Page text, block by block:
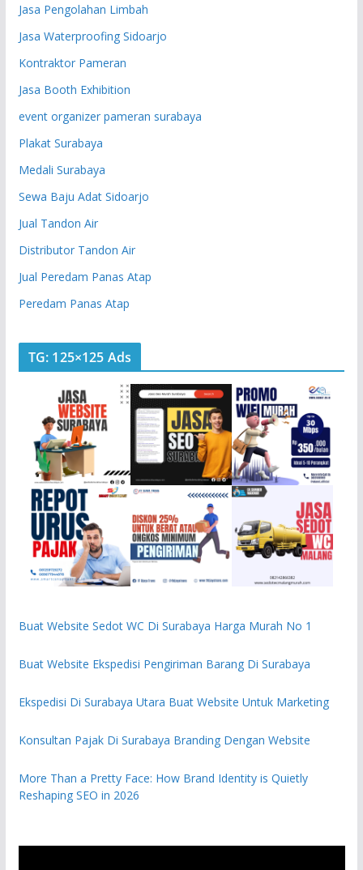
Jasa Pengolahan Limbah
Jasa Waterproofing Sidoarjo
Kontraktor Pameran
Jasa Booth Exhibition
event organizer pameran surabaya
Plakat Surabaya
Medali Surabaya
Sewa Baju Adat Sidoarjo
Jual Tandon Air
Distributor Tandon Air
Jual Peredam Panas Atap
Peredam Panas Atap
TG: 125×125 Ads
Buat Website Sedot WC Di Surabaya Harga Murah No 1
Buat Website Ekspedisi Pengiriman Barang Di Surabaya
Ekspedisi Di Surabaya Utara Buat Website Untuk Marketing
Konsultan Pajak Di Surabaya Branding Dengan Website
More Than a Pretty Face: How Brand Identity is Quietly
Reshaping SEO in 2026